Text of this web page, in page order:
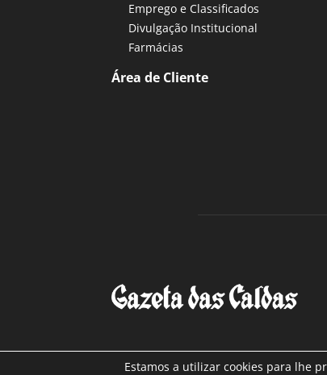
Emprego e Classificados
Divulgação Institucional
Farmácias
Área de Cliente
Estamos a utilizar cookies para lhe